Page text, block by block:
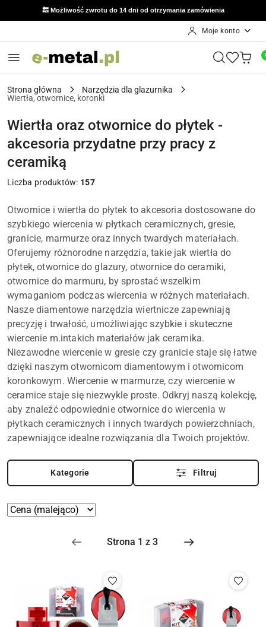
🔙 Możliwość zwrotu do 14 dni od otrzymania zamówienia
📞 Kontakt: Mariusz:789 847 321
Moje konto
Strona główna
Narzędzia dla glazurnika
Wiertła, otwornice, koronki
Wiertła oraz otwornice do płytek -
akcesoria przydatne przy pracy z
ceramiką
Liczba produktów: 157
Otwornice i wiertła do płytek to akcesoria dostosowane do
szybkiego wiercenia w płytkach ceramicznych, gresie,
granicie, marmurze oraz innych twardych materiałach.
Oferujemy różnorodne narzędzia, takie jak wiertła do
płytek, otwornice do glazury, otwornice do ceramiki,
otwornice do marmuru, by sprostać wszelkim
wymaganiom podczas wiercenia w różnych materiałach.
Nasze diamentowe narzędzia wiertnicze zapewniają
precyzję i trwałość, umożliwiając szybkie i skuteczne
wiercenie m.intakich materiałów jak ceramika.
Niezawodne wiercenie w gresie czy granicie staje się łatwe
dzięki naszym otwornicom diamentowym i otwornicom
koronkowym. Wiercenie w marmurze, czy wiercenie w
ceramice staje się niezwykle proste. Odkryj naszą kolekcję,
aby znaleźć odpowiednie otwornice do wiercenia w
płytkach ceramicznych i innych twardych powierzchniach,
zapewniające idealne rozwiązania dla Twoich projektów.
Kategorie Filtruj
Zastosowano
Sortuj